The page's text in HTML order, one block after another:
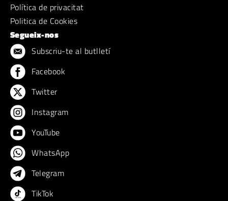
Política de privacitat
Politica de Cookies
Segueix-nos
Subscriu-te al butlletí
Facebook
Twitter
Instagram
YouTube
WhatsApp
Telegram
TikTok